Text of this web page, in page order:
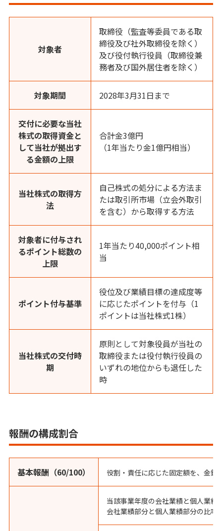
対象者
取締役（監査等委員である取
締役及び社外取締役を除く）
及び役付執行役員（取締役兼
務者及び国外居住者を除く）
対象期間 2028年3月31日まで
交付に必要な当社
株式の取得資金と
して当社が拠出す
る金額の上限
合計金3億円
（1年当たり金1億円相当）
当社株式の取得方
法
自己株式の処分による方法ま
たは取引所市場（立会外取引
を含む）から取得する方法
対象者に付与され
るポイント総数の
上限
1年当たり40,000ポイント相
当
ポイント付与基準
役位及び業績目標の達成度等
に応じたポイントを付与（1
ポイントは当社株式1株）
当社株式の交付時
期
原則として対象役員が当社の
取締役または役付執行役員の
いずれの地位からも退任した
時
報酬の構成割合
基本報酬（60/100） 役割・責任に応じた固定額を、金銭
当該事業年度の会社業績と個人業
会社業績部分と個人業績部分の比